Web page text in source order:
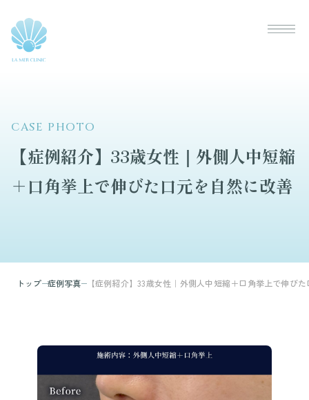
CASE PHOTO
【症例紹介】33歳女性｜外側人中短縮
＋口角挙上で伸びた口元を自然に改善
トップ 症例写真 【症例紹介】33歳女性｜外側人中短縮＋口角挙上で伸び